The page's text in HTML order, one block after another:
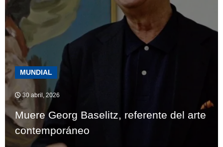
MUNDIAL
30 abril, 2026
Muere Georg Baselitz, referente del arte
contemporáneo